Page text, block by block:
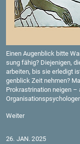
Einen Au­gen­blick bitte
sung fähig? Die­je­ni­gen,
ar­bei­ten, bis sie er­le­digt
gen­blick Zeit neh­men?
Pro­kras­tri­na­ti­on nei­gen –
Wei­ter
26. JAN. 2025